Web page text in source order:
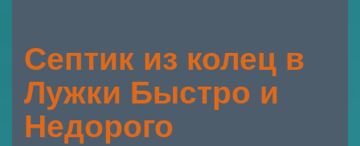
Септик из колец в
Лужки Быстро и
Недорого